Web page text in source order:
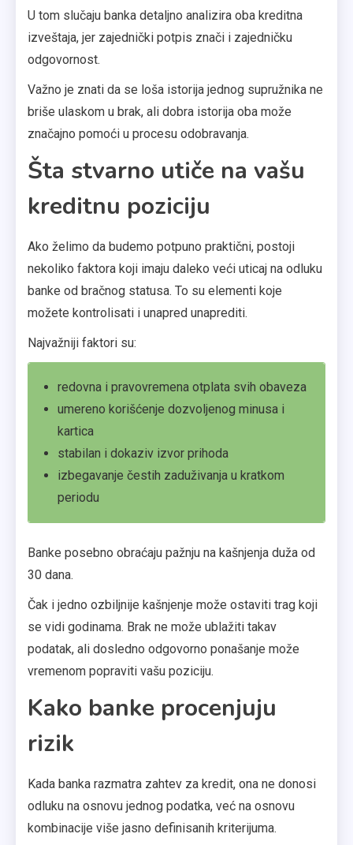
U tom slučaju banka detaljno analizira oba kreditna
izveštaja, jer zajednički potpis znači i zajedničku
odgovornost.
Važno je znati da se loša istorija jednog supružnika ne
briše ulaskom u brak, ali dobra istorija oba može
značajno pomoći u procesu odobravanja.
Šta stvarno utiče na vašu
kreditnu poziciju
Ako želimo da budemo potpuno praktični, postoji
nekoliko faktora koji imaju daleko veći uticaj na odluku
banke od bračnog statusa. To su elementi koje
možete kontrolisati i unapred unaprediti.
Najvažniji faktori su:
redovna i pravovremena otplata svih obaveza
umereno korišćenje dozvoljenog minusa i
kartica
stabilan i dokaziv izvor prihoda
izbegavanje čestih zaduživanja u kratkom
periodu
Banke posebno obraćaju pažnju na kašnjenja duža od
30 dana.
Čak i jedno ozbiljnije kašnjenje može ostaviti trag koji
se vidi godinama. Brak ne može ublažiti takav
podatak, ali dosledno odgovorno ponašanje može
vremenom popraviti vašu poziciju.
Kako banke procenjuju
rizik
Kada banka razmatra zahtev za kredit, ona ne donosi
odluku na osnovu jednog podatka, već na osnovu
kombinacije više jasno definisanih kriterijuma.